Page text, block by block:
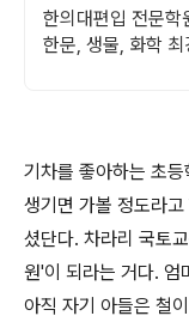
컨텐츠
한의대편입 전문
한문, 생물, 화학 최
기차를 좋아하는 초
생기면 가볼 정도라
셨단다. 차라리 국토
원'이 되라는 거다. 엄
아직 자기 아들은 철